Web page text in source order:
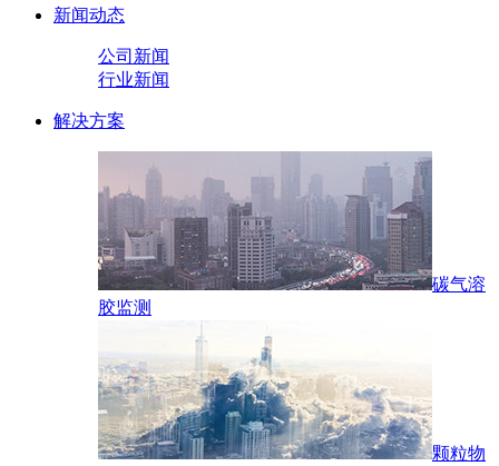
新闻动态
公司新闻
行业新闻
解决方案
碳气溶
胶监测
颗粒物